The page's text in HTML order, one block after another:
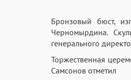
Бронзовый бюст,
Черномырдина.
генерального
Торжественная
Самсонов отметил